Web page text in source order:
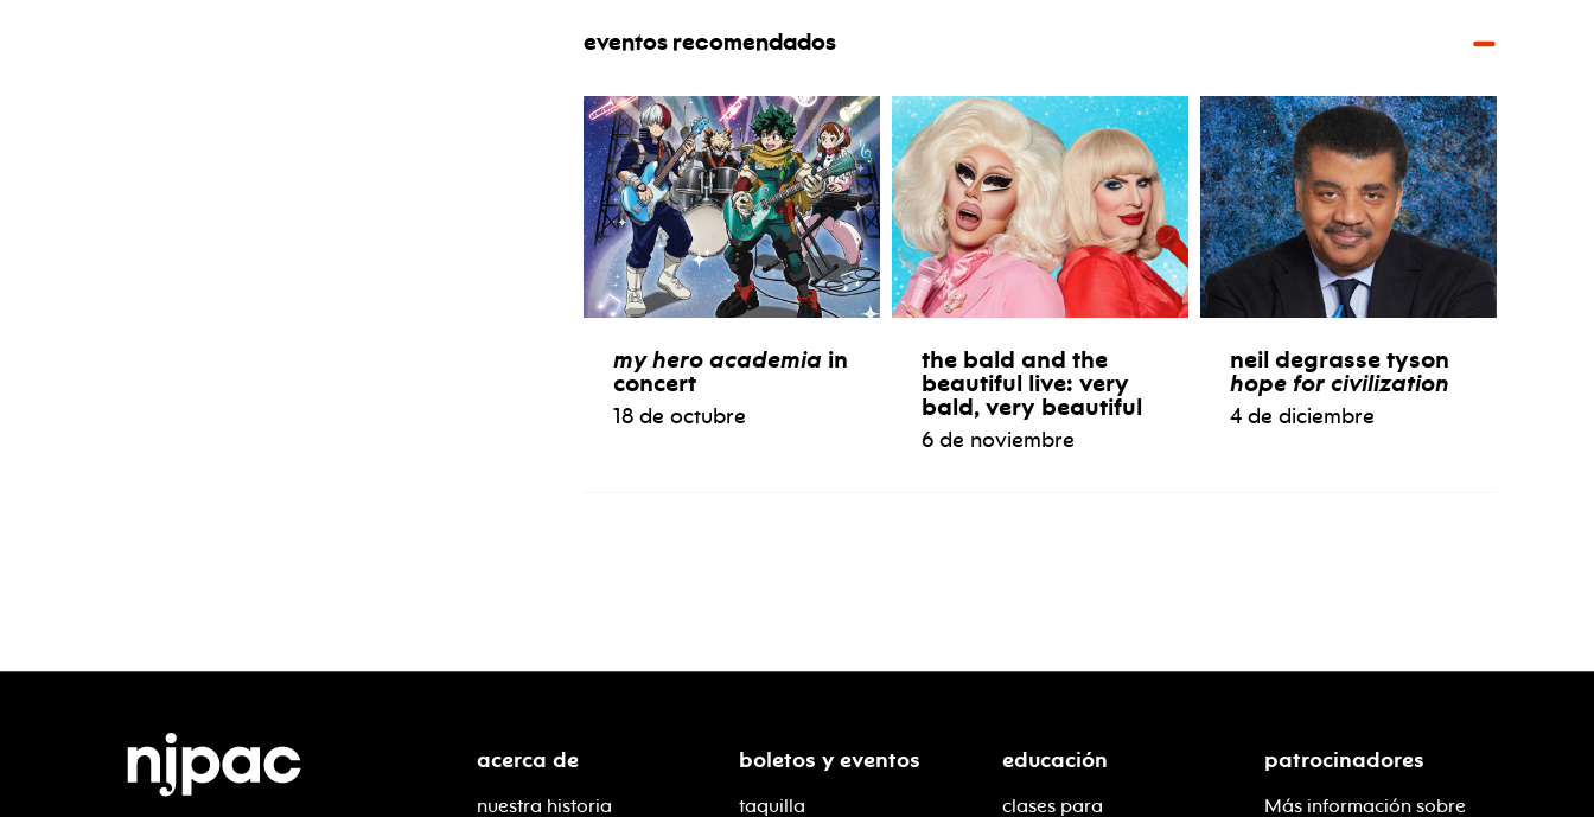
eventos recomendados
my hero academia in
concert
18 de octubre
the bald and the
beautiful live: very
bald, very beautiful
6 de noviembre
neil degrasse tyson
hope for civilization
4 de diciembre
acerca de
nuestra historia
boletos y eventos
taquilla
educación
clases para
patrocinadores
Más información sobre